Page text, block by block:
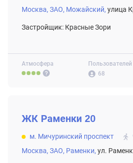
Атмосфера
Пользователей
68
Москва, ЗАО, Можайский, улица
Застройщик: Красные Зори
ЖК Раменки 20
м. Мичуринский проспект
Москва, ЗАО, Раменки, ул.